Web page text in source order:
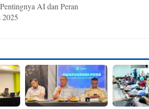
AI dan Peran